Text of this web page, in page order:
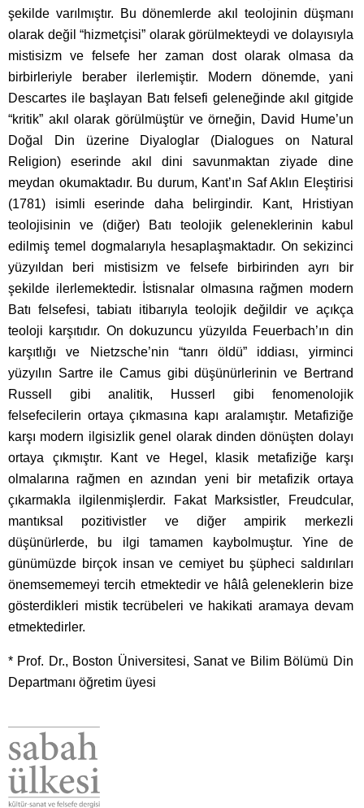
şekilde varılmıştır. Bu dönemlerde akıl teolojinin düşmanı
olarak değil “hizmetçisi” olarak görülmekteydi ve dolayısıyla
mistisizm ve felsefe her zaman dost olarak olmasa da
birbirleriyle beraber ilerlemiştir. Modern dönemde, yani
Descartes ile başlayan Batı felsefi geleneğinde akıl gitgide
“kritik” akıl olarak görülmüştür ve örneğin, David Hume’un
Doğal Din üzerine Diyaloglar (Dialogues on Natural
Religion) eserinde akıl dini savunmaktan ziyade dine
meydan okumaktadır. Bu durum, Kant’ın Saf Aklın Eleştirisi
(1781) isimli eserinde daha belirgindir. Kant, Hristiyan
teolojisinin ve (diğer) Batı teolojik geleneklerinin kabul
edilmiş temel dogmalarıyla hesaplaşmaktadır. On sekizinci
yüzyıldan beri mistisizm ve felsefe birbirinden ayrı bir
şekilde ilerlemektedir. İstisnalar olmasına rağmen modern
Batı felsefesi, tabiatı itibarıyla teolojik değildir ve açıkça
teoloji karşıtıdır. On dokuzuncu yüzyılda Feuerbach’ın din
karşıtlığı ve Nietzsche’nin “tanrı öldü” iddiası, yirminci
yüzyılın Sartre ile Camus gibi düşünürlerinin ve Bertrand
Russell gibi analitik, Husserl gibi fenomenolojik
felsefecilerin ortaya çıkmasına kapı aralamıştır. Metafiziğe
karşı modern ilgisizlik genel olarak dinden dönüşten dolayı
ortaya çıkmıştır. Kant ve Hegel, klasik metafiziğe karşı
olmalarına rağmen en azından yeni bir metafizik ortaya
çıkarmakla ilgilenmişlerdir. Fakat Marksistler, Freudcular,
mantıksal pozitivistler ve diğer ampirik merkezli
düşünürlerde, bu ilgi tamamen kaybolmuştur. Yine de
günümüzde birçok insan ve cemiyet bu şüpheci saldırıları
önemsememeyi tercih etmektedir ve hâlâ geleneklerin bize
gösterdikleri mistik tecrübeleri ve hakikati aramaya devam
etmektedirler.
* Prof. Dr., Boston Üniversitesi, Sanat ve Bilim Bölümü Din
Departmanı öğretim üyesi